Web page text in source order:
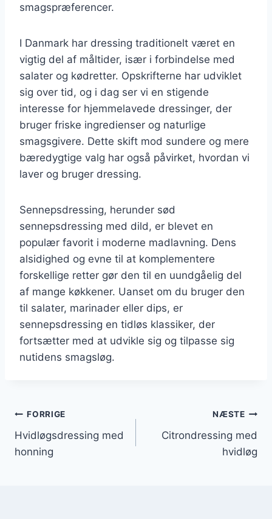
smagspræferencer.
I Danmark har dressing traditionelt været en
vigtig del af måltider, især i forbindelse med
salater og kødretter. Opskrifterne har udviklet
sig over tid, og i dag ser vi en stigende
interesse for hjemmelavede dressinger, der
bruger friske ingredienser og naturlige
smagsgivere. Dette skift mod sundere og mere
bæredygtige valg har også påvirket, hvordan vi
laver og bruger dressing.
Sennepsdressing, herunder sød
sennepsdressing med dild, er blevet en
populær favorit i moderne madlavning. Dens
alsidighed og evne til at komplementere
forskellige retter gør den til en uundgåelig del
af mange køkkener. Uanset om du bruger den
til salater, marinader eller dips, er
sennepsdressing en tidløs klassiker, der
fortsætter med at udvikle sig og tilpasse sig
nutidens smagsløg.
Indlægsnavigation
FORRIGE
Hvidløgsdressing med
honning
NÆSTE
Citrondressing med
hvidløg